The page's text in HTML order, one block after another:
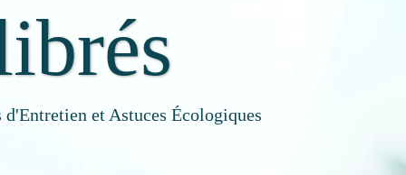
et Astuces Écologiques